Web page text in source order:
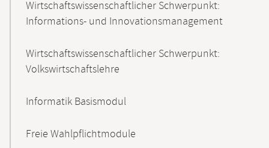
Wirtschaftswissenschaftlicher Schwerpunkt:
Informations- und Innovationsmanagement
Wirtschaftswissenschaftlicher Schwerpunkt:
Volkswirtschaftslehre
Informatik Basismodul
Freie Wahlpflichtmodule